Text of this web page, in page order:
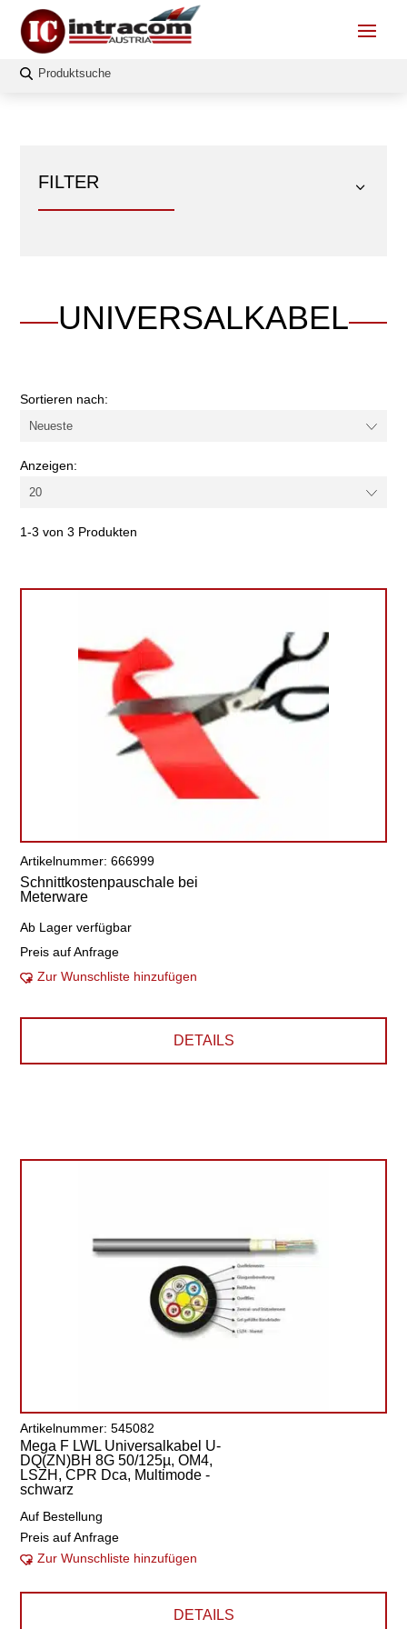
FILTER
FILTERN
UNIVERSALKABEL
Sortieren nach:
Anzeigen:
1-3 von 3 Produkten
Artikelnummer: 666999
Schnittkostenpauschale bei
Meterware
Ab Lager verfügbar
Preis auf Anfrage
Zur Wunschliste hinzufügen
DETAILS
Artikelnummer: 545082
Mega F LWL Universalkabel U-
DQ(ZN)BH 8G 50/125µ, OM4,
LSZH, CPR Dca, Multimode -
schwarz
Auf Bestellung
Preis auf Anfrage
Zur Wunschliste hinzufügen
DETAILS